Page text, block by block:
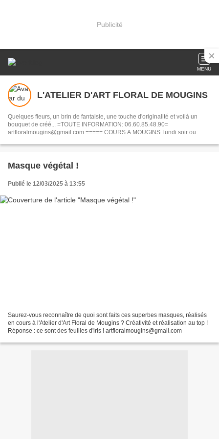
Publicité
MENU
L'ATELIER D'ART FLORAL DE MOUGINS
Quelques fleurs, un brin de fantaisie, une touche d'originalité et voilà un
bouquet de créé... =TOUTE INFORMATION: 06.60.85.48.90=
artfloralmougins@gmail.com ===== COURS A MOUGINS. lundi soir ou
réservation. Toute réservation est due==== POUR NE RIEN RATER:
INSTAGRAM
Masque végétal !
Publié le 12/03/2025 à 13:55
Saurez-vous reconnaître de quoi sont faits ces superbes masques, réalisés
en cours à l'Atelier d'Art Floral de Mougins ? Créativité et réalisation au top !
Réponse : ce sont des feuilles d'iris ! artfloralmougins@gmail.com